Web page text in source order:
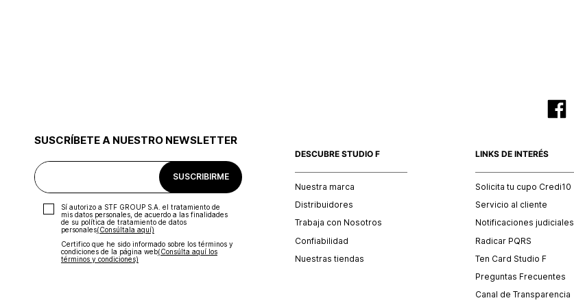
SUSCRÍBETE A NUESTRO NEWSLETTER
SUSCRIBIRME
Sí autorizo a STF GROUP S.A. el tratamiento de
mis datos personales, de acuerdo a las finalidades
de su política de tratamiento de datos
personales‎(Consúltala aquí)
Certifico que he sido informado sobre los términos y
condiciones de la página web‎(Consúlta aquí los
términos y condiciones)
DESCUBRE STUDIO F
Nuestra marca
Distribuidores
Trabaja con Nosotros
Confiabilidad
Nuestras tiendas
LINKS DE INTERÉS
Solicita tu cupo Credi10
Servicio al cliente
Notificaciones judiciales
Radicar PQRS
Ten Card Studio F
Preguntas Frecuentes
Canal de Transparencia